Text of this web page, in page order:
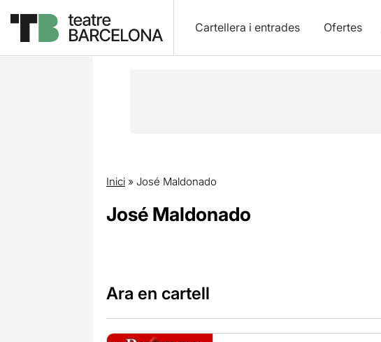
Cartellera i entrades Ofertes
Inici» José Maldonado
José Maldonado
Ara en cartell